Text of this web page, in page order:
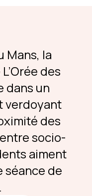
Mans, la
des
dans un
verdoyant
des
socio-
aiment
séance de